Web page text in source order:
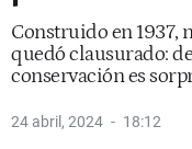
Construido en 1937,
quedó clausurado:
conservación es
24 abril, 2024 18:12